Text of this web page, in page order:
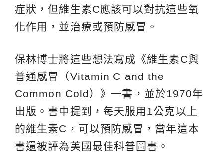
症狀，但維生素C應該可以對抗這些氧
化作用，並治療或預防感冒。
保林博士將這些想法寫成《維生素C與
普通感冒（Vitamin C and the
Common Cold）》一書，並於1970年
出版。書中提到，每天服用1公克以上
的維生素C，可以預防感冒，當年這本
書還被評為美國最佳科普圖書。